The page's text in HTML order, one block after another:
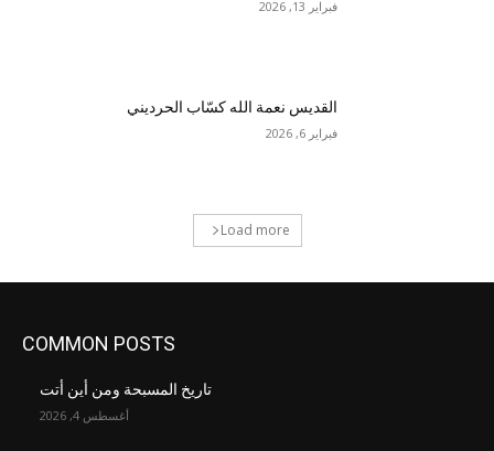
فبراير 13, 2026
القديس نعمة الله كسّاب الحرديني
فبراير 6, 2026
Load more
COMMON POSTS
تاريخ المسبحة ومن أين أتت
أغسطس 4, 2026